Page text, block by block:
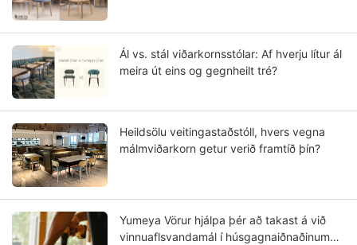
Ál vs. stál viðarkornsstólar: Af hverju lítur ál
meira út eins og gegnheilt tré?
Heildsölu veitingastaðstóll, hvers vegna
málmviðarkorn getur verið framtíð þín?
Yumeya Vörur hjálpa þér að takast á við
vinnuaflsvandamál í húsgagnaiðnaðinum